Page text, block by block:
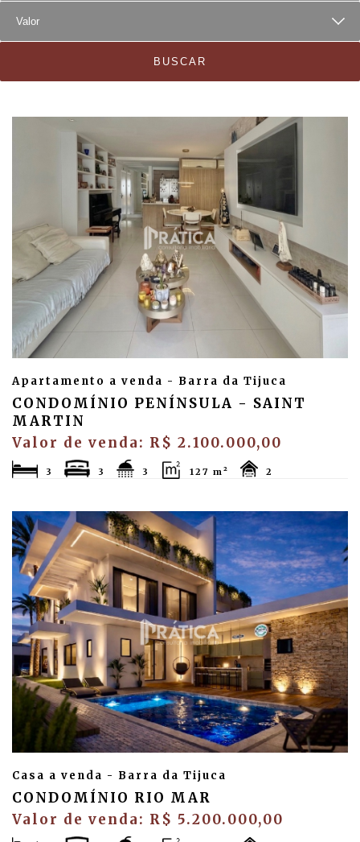
Apartamento a venda - Barra da Tijuca
CONDOMÍNIO PENÍNSULA - SAINT
MARTIN
Valor de venda: R$ 2.100.000,00
3 3 3 127 m² 2
Casa a venda - Barra da Tijuca
CONDOMÍNIO RIO MAR
Valor de venda: R$ 5.200.000,00